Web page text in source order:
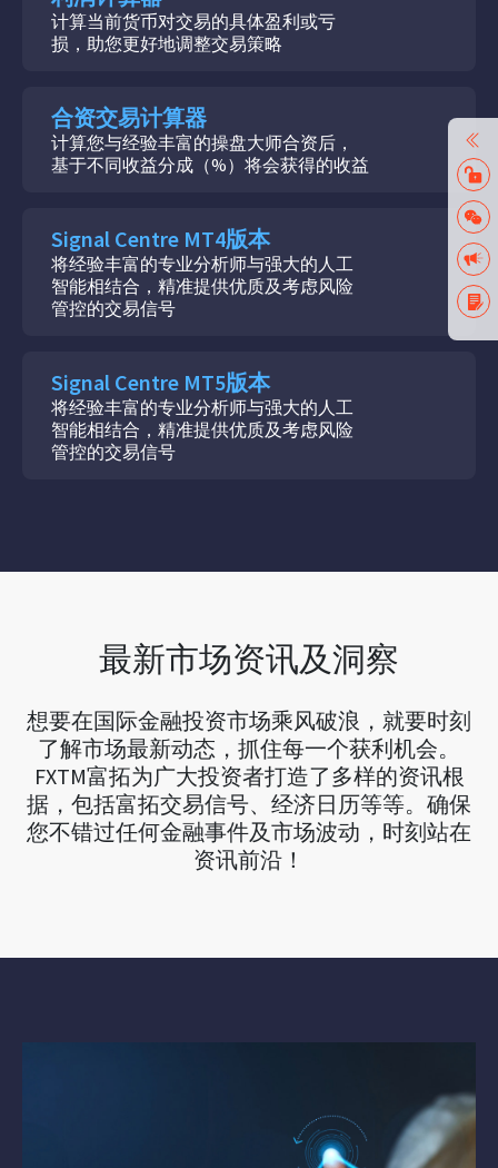
计算当前货币对交易的具体盈利或亏
损，助您更好地调整交易策略
合资交易计算器
计算您与经验丰富的操盘大师合资后，
基于不同收益分成（%）将会获得的收益
Signal Centre MT4版本
将经验丰富的专业分析师与强大的人工
智能相结合，精准提供优质及考虑风险
管控的交易信号
Signal Centre MT5版本
将经验丰富的专业分析师与强大的人工
智能相结合，精准提供优质及考虑风险
管控的交易信号
最新市场资讯及洞察
想要在国际金融投资市场乘风破浪，就要时刻
了解市场最新动态，抓住每一个获利机会。
FXTM富拓为广大投资者打造了多样的资讯根
据，包括富拓交易信号、经济日历等等。确保
您不错过任何金融事件及市场波动，时刻站在
资讯前沿！